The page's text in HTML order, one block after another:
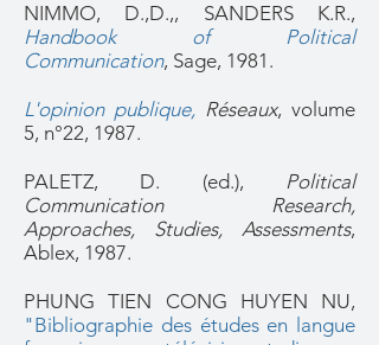
NIMMO, D.,D.,, SANDERS K.R.,
Handbook of Political
Communication, Sage, 1981.
L'opinion publique, Réseaux, volume
5, n°22, 1987.
PALETZ, D. (ed.), Political
Communication Research,
Approaches, Studies, Assessments,
Ablex, 1987.
PHUNG TIEN CONG HUYEN NU,
"Bibliographie des études en langue